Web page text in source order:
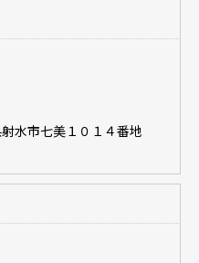
水市七美１０１４番地